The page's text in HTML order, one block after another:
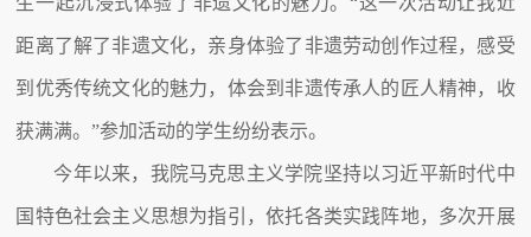
距离了解了非遗文化，亲身体验了非遗劳动创作过程，感受
到优秀传统文化的魅力，体会到非遗传承人的匠人精神，收
获满满。”参加活动的学生纷纷表示。
今年以来，我院马克思主义学院坚持以习近平新时代中
国特色社会主义思想为指引，依托各类实践阵地，多次开展